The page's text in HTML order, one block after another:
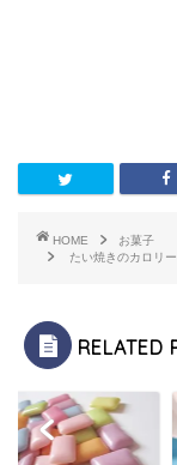
HOME
お菓子
たい焼きのカロリ
RELATED